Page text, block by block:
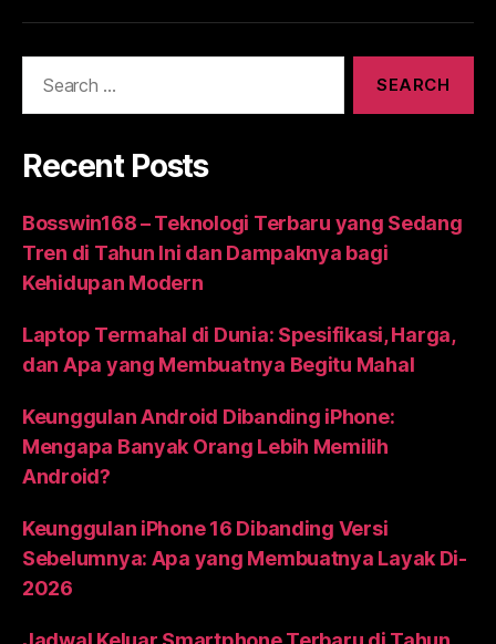
Recent Posts
Bosswin168 – Teknologi Terbaru yang Sedang
Tren di Tahun Ini dan Dampaknya bagi
Kehidupan Modern
Laptop Termahal di Dunia: Spesifikasi, Harga,
dan Apa yang Membuatnya Begitu Mahal
Keunggulan Android Dibanding iPhone:
Mengapa Banyak Orang Lebih Memilih
Android?
Keunggulan iPhone 16 Dibanding Versi
Sebelumnya: Apa yang Membuatnya Layak Di-
2026